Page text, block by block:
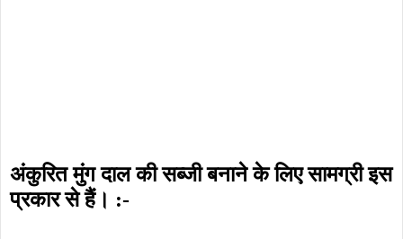
अंकुरित मुंग दाल की सब्जी बनाने के लिए सामग्री इस
प्रकार से हैं। :-